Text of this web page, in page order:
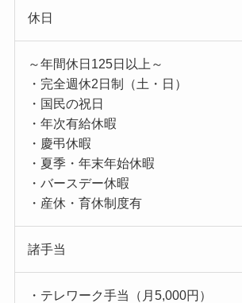
休日
～年間休日125日以上～
・完全週休2日制（土・日）
・国民の祝日
・年次有給休暇
・慶弔休暇
・夏季・年末年始休暇
・バースデー休暇
・産休・育休制度有
諸手当
・テレワーク手当（月5,000円）